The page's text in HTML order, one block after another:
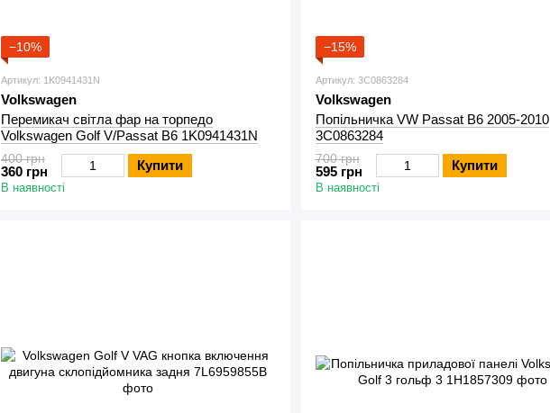
−10%
Артикул: 1K0941431N
Volkswagen
Перемикач світла фар на торпедо
Volkswagen Golf V/Passat B6 1K0941431N
400 грн
360 грн Купити
В наявності
−15%
Артикул: 3C0863284
Volkswagen
Попільничка VW Passat B6 2005-2010
3C0863284
700 грн
595 грн Купити
В наявності